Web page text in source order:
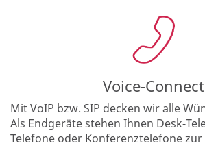
Voice-Connect
Mit VoIP bzw. SIP decken wir alle
Als Endgeräte stehen Ihnen Desk-
Telefone oder Konferenztelefone